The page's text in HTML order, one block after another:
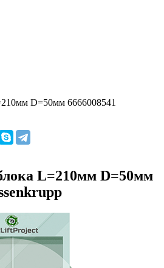
D=50мм 6666008541
L=210мм D=50мм